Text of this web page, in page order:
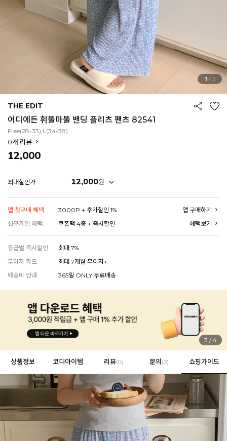
인플루언서 PICK한 지금 꼭 필요한 장마룩!
1 / 5
THE EDIT
어디에든 휘뚤마뚤 밴딩 플리츠 팬츠 82541
Free(28-33),L(34-38)
0개 리뷰
12,000
최대할인가 12,000원
앱 첫구매 혜택 3000P + 추가할인 1%
앱 구매하기
신규가입 혜택
쿠폰팩 4종 + 즉시할인 혜택보기
등급별 즉시할인
최대 7%
무이자 카드
최대 7개월 무이자+
배송비 안내
365일 ONLY 무료배송
4 /4
상품정보 코디아이템 리뷰(0) 문의 (0) 쇼핑가이드